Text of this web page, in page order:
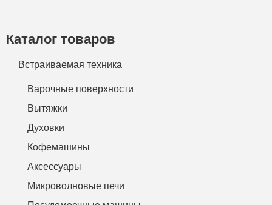
Каталог товаров
Встраиваемая техника
Варочные поверхности
Вытяжки
Духовки
Кофемашины
Аксессуары
Микроволновые печи